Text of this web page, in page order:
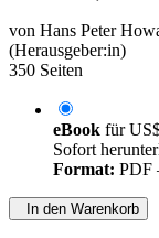
von Hans Peter
(Herausgeber:in)
350 Seiten
eBook für
Sofort
Format: PDF
In den Warenkorb